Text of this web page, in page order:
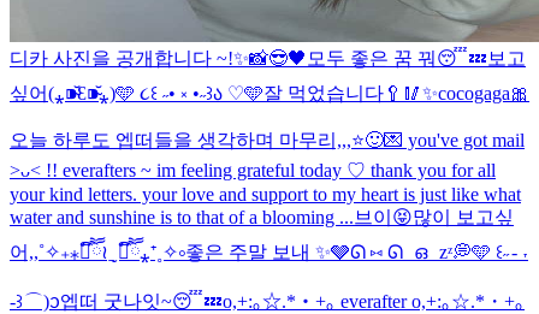
디카 사진을 공개합니다 ~!✨📸😎🖤 모두 좋은 꿈 꿔😴💤 보고
싶어(⁎⁍̴̆Ɛ⁍̴̆⁎)🩵 ૮꒰ ˶• ༝ •˶꒱ა ♡🩵잘 먹었습니다🥄🥢✨cocogaga🎀
오늘 하루도 엡떠들을 생각하며 마무리,,,⭐️🙂💌 you've got mail
>ᴗ< !! everafters ~ im feeling grateful today ♡ thank you for all
your kind letters. your love and support to my heart is just like what
water and sunshine is to that of a blooming ... 브이😝많이 보고싶
어,,˚✧₊⁎❝᷀ົཽ≀ˍ̮ ❝᷀ົཽ⁎⁺˳✧༚좋은 주말 보내 ✨🩶ᘏ ⑅ ᘏ ഒ zᶻ💭🩵 ꒰˶ - ˕
-꒱ ⌒)ᦱ엡떠 굿나잇~😴💤o,+:｡☆.*・+｡ everafter o,+:｡☆.*・+｡